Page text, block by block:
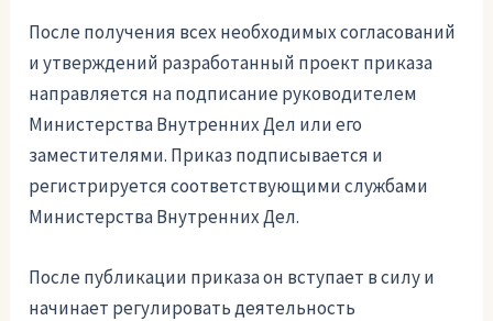
После получения всех необходимых согласований
и утверждений разработанный проект приказа
направляется на подписание руководителем
Министерства Внутренних Дел или его
заместителями. Приказ подписывается и
регистрируется соответствующими службами
Министерства Внутренних Дел.
После публикации приказа он вступает в силу и
начинает регулировать деятельность